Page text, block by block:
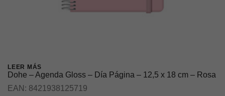
LEER MÁS
Dohe – Agenda Gloss – Día Página – 12,5 x 18 cm – Rosa
EAN: 8421938125719